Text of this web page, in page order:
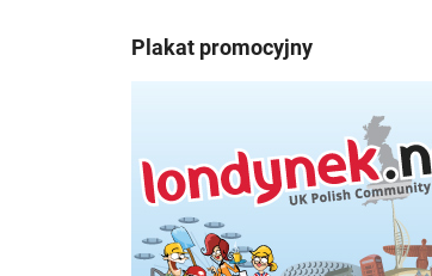
Plakat promocyjny